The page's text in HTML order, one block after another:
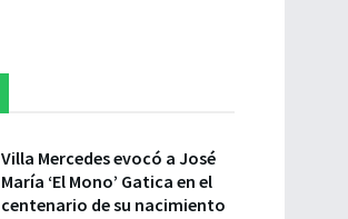
Villa Mercedes evocó a José
María ‘El Mono’ Gatica en el
centenario de su nacimiento